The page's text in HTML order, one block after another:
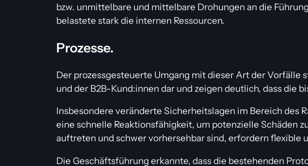
bzw. unmittelbare und mittelbare Drohungen an die
belastete stark die internen Ressourcen.
Prozesse.
Der prozessgesteuerte Umgang mit dieser Art der
und der B2B-Kund:innen dar und zeigen deutlich, dass die
Insbesondere veränderte Sicherheitslagen im Bereich
eine schnelle Reaktionsfähigkeit, um potenzielle Schäden
auftreten und schwer vorhersehbar sind, erfordern flexible
Die Geschäftsführung erkannte, dass die bestehenden